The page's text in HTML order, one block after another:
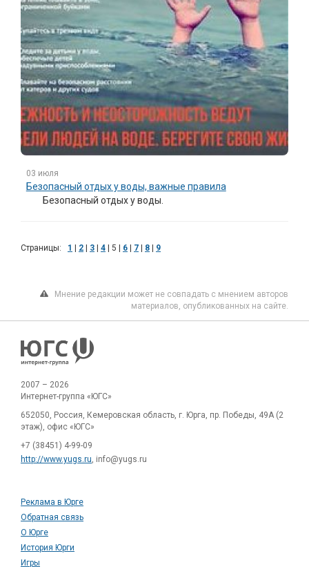
03 июля
Безопасный отдых у воды, важные правила
Безопасный отдых у воды.
Страницы: 1 2 3 4 5 6 7 8 9
Мнение редакции может не совпадать с мнением авторов
материалов, опубликованных на сайте.
2007 – 2026
Интернет-группа «ЮГС»
652050, Россия, Кемеровская область, г. Юрга, пр. Победы, 49А (2
этаж), офис «ЮГС»
+7 (38451) 4-99-09
http://www.yugs.ru, info@yugs.ru
Реклама в Юрге
Обратная связь
О Юрге
История Юрги
Игры